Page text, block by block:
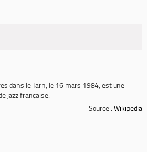
dans le Tarn, le 16 mars 1984, est une
jazz française.
Source : Wikipedia